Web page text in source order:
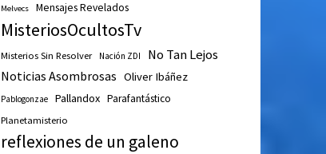
Melvecs Mensajes Revelados
MisteriosOcultosTv
Misterios Sin Resolver Nación ZDI No Tan Lejos
Noticias Asombrosas Oliver Ibáñez
Pablogonzae Pallandox Parafantástico
Planetamisterio
reflexiones de un galeno